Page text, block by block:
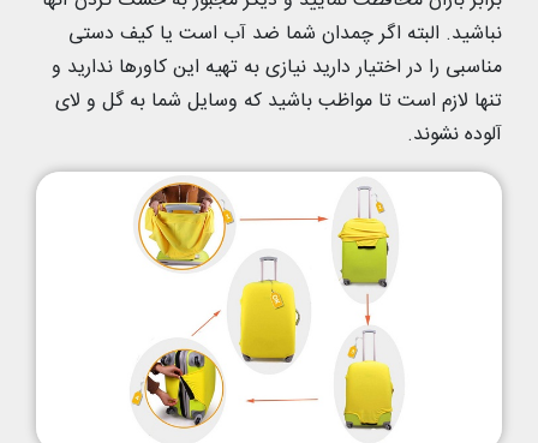
نباشید. البته اگر چمدان شما ضد آب است یا کیف دستی
مناسبی را در اختیار دارید نیازی به تهیه این کاورها ندارید و
تنها لازم است تا مواظب باشید که وسایل شما به گل و لای
آلوده نشوند.